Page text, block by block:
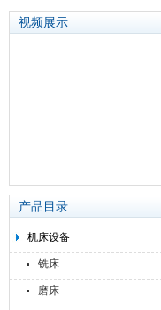
视频展示
产品目录
机床设备
铣床
磨床